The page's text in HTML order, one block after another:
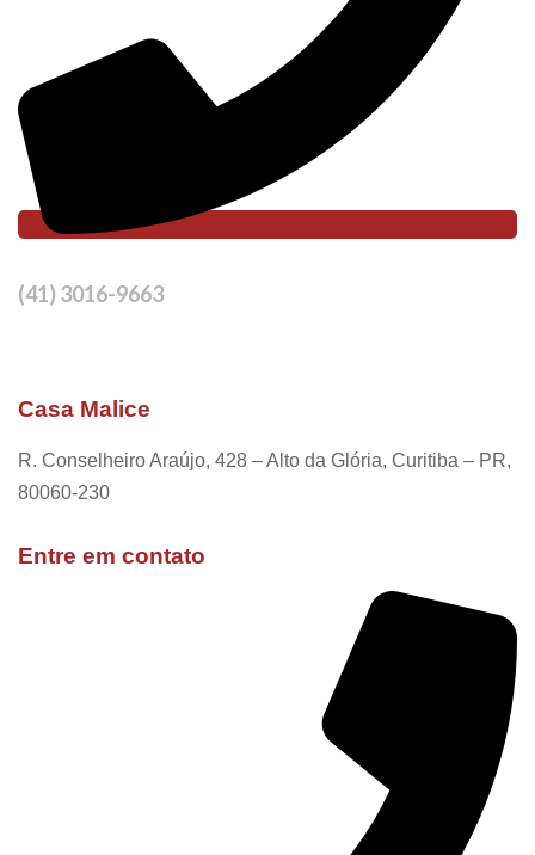
(41) 3016-9663
Casa Malice
R. Conselheiro Araújo, 428 – Alto da Glória, Curitiba – PR,
80060-230
Entre em contato